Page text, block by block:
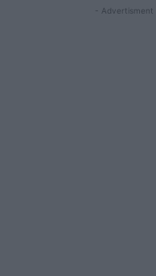
- Advertisment -